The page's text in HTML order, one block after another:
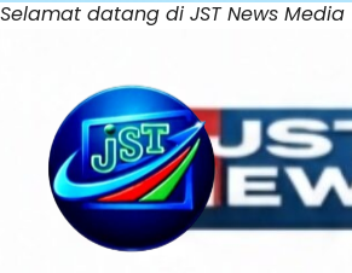
Selamat datang di JST News Media